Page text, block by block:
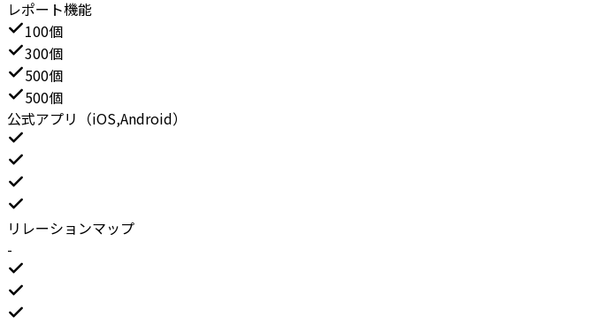
レポート機能
100個
300個
500個
500個
公式アプリ（iOS,Android）
リレーションマップ
-